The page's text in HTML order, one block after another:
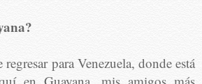
para Venezuela, donde está